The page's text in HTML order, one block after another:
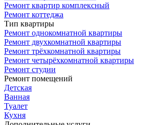
Ремонт квартир комплексный
Ремонт коттеджа
Тип квартиры
Ремонт однокомнатной квартиры
Ремонт двухкомнатной квартиры
Ремонт трёхкомнатной квартиры
Ремонт четырёхкомнатной квартиры
Ремонт студии
Ремонт помещений
Детская
Ванная
Туалет
Кухня